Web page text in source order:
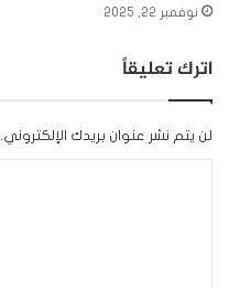
نوفمبر 22, 2025
اترك تعليقاً
لن يتم نشر عنوان بريدك الإلكتروني.